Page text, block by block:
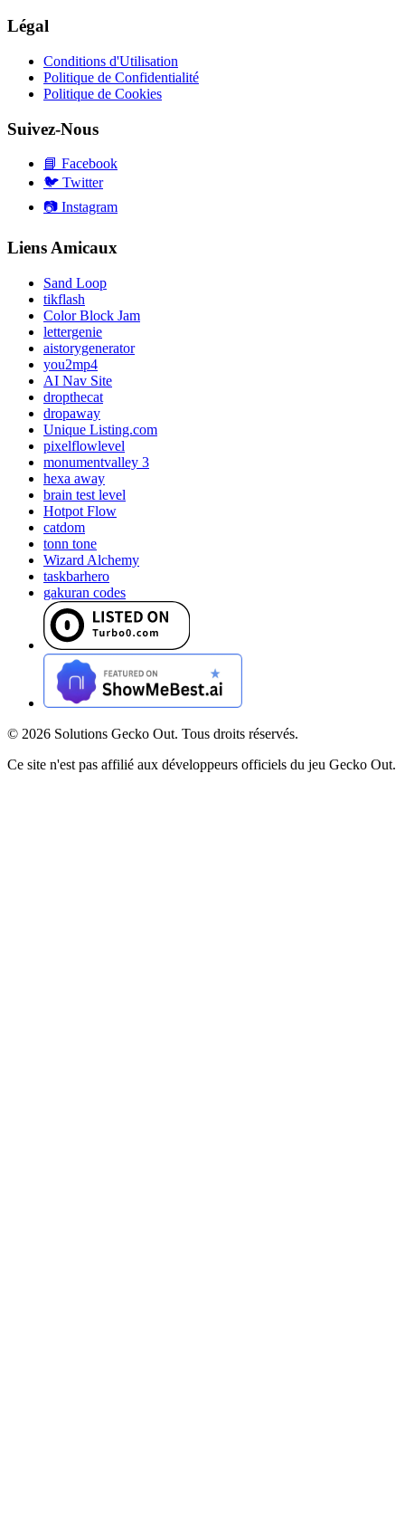
Légal
Conditions d'Utilisation
Politique de Confidentialité
Politique de Cookies
Suivez-Nous
📘 Facebook
🐦 Twitter
📷 Instagram
Liens Amicaux
Sand Loop
tikflash
Color Block Jam
lettergenie
aistorygenerator
you2mp4
AI Nav Site
dropthecat
dropaway
Unique Listing.com
pixelflowlevel
monumentvalley 3
hexa away
brain test level
Hotpot Flow
catdom
tonn tone
Wizard Alchemy
taskbarhero
gakuran codes
© 2026 Solutions Gecko Out. Tous droits réservés.
Ce site n'est pas affilié aux développeurs officiels du jeu Gecko Out.